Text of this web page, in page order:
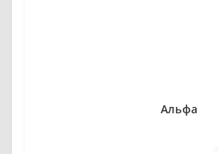
Альфа